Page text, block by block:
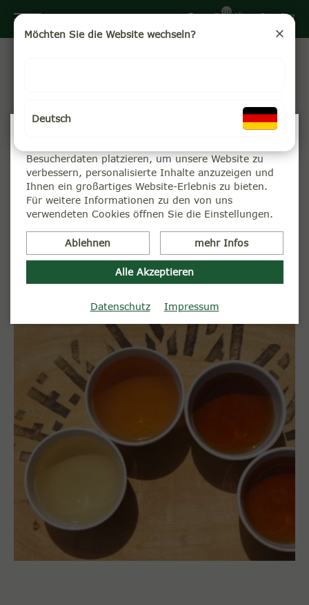
Möchten Sie die Website wechseln?
Deutsch
DE
1985 gründete Prof. Günter Faltin das Unternehmen
Projektwerkstatt an der Freien Universität Berlin und
startete die Teekampagne. Seine Vision war es, Material
viel preisgünstiger anbieten zu können. Unser kleines
Team in Potsdam setzt jährlich über 350 Tonnen Tee
um. Damit ist die Teekampagne die weltweit größte
Importeurin von Tee aus Darjeeling. 2017 haben wir den
Import auf das Teeanbaugebiet Assam ausgedehnt. Wir
Natur und Menschen.
Besucherdaten platzieren, um unsere Website zu
verbessern, personalisierte Inhalte anzuzeigen und
Ihnen ein großartiges Website-Erlebnis zu bieten.
Für weitere Informationen zu den von uns
verwendeten Cookies öffnen Sie die Einstellungen.
Ablehnen mehr Infos
Alle Akzeptieren
Datenschutz Impressum